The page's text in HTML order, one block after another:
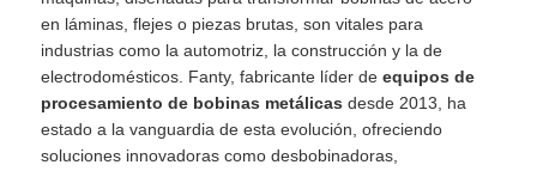
en láminas, flejes o piezas brutas, son vitales para
industrias como la automotriz, la construcción y la de
electrodomésticos. Fanty, fabricante líder deequipos de
procesamiento de bobinas metálicas desde 2013, ha
estado a la vanguardia de esta evolución, ofreciendo
soluciones innovadoras como desbobinadoras,